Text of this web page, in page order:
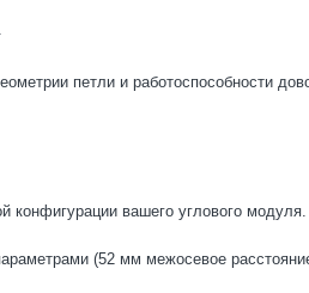
петли и работоспособности
вашего углового
(52 мм межосевое